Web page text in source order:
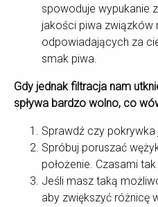
spowoduje wypukanie
jakości piwa związków
odpowiadających za
smak piwa.
Gdy jednak filtracja nam
spływa bardzo wolno, co
Sprawdź czy pokrywka
Spróbuj poruszać
położenie. Czasami
Jeśli masz taką
aby zwiększyć różnicę